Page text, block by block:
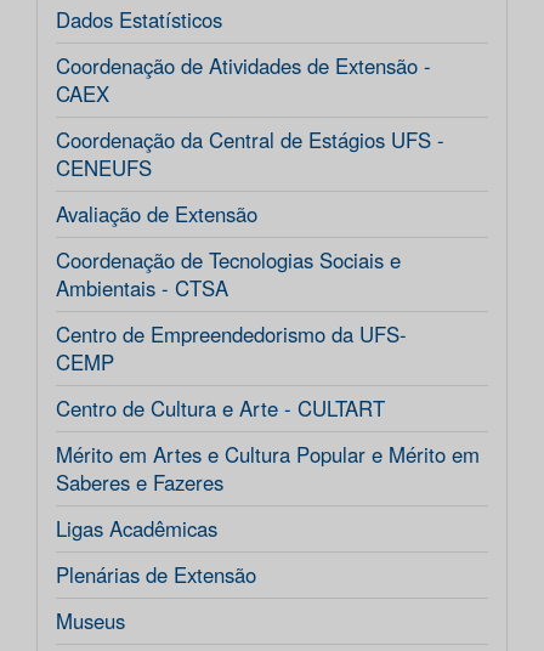
Dados Estatísticos
Coordenação de Atividades de Extensão -
CAEX
Coordenação da Central de Estágios UFS -
CENEUFS
Avaliação de Extensão
Coordenação de Tecnologias Sociais e
Ambientais - CTSA
Centro de Empreendedorismo da UFS-
CEMP
Centro de Cultura e Arte - CULTART
Mérito em Artes e Cultura Popular e Mérito em
Saberes e Fazeres
Ligas Acadêmicas
Plenárias de Extensão
Museus